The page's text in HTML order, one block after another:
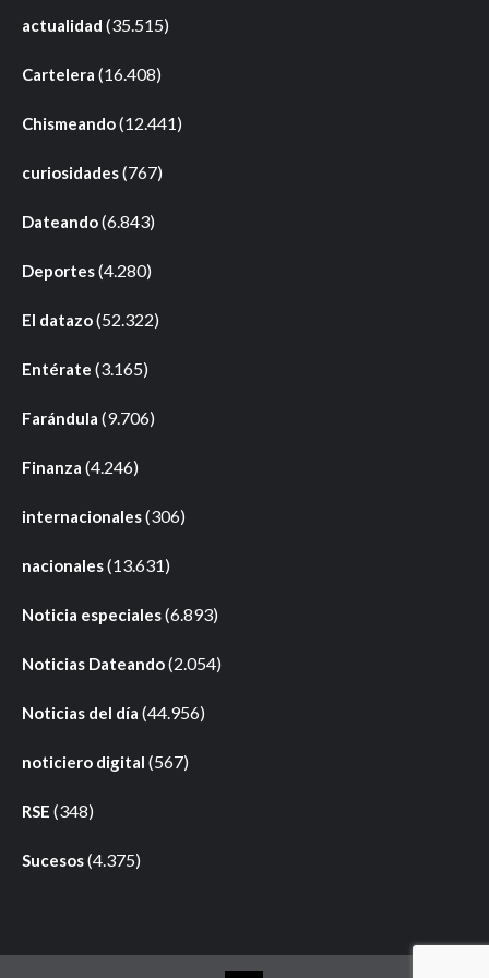
actualidad (35.515)
Cartelera (16.408)
Chismeando(12.441)
curiosidades(767)
Dateando(6.843)
Deportes(4.280)
El datazo(52.322)
Entérate (3.165)
Farándula (9.706)
Finanza (4.246)
internacionales(306)
nacionales(13.631)
Noticia especiales(6.893)
Noticias Dateando(2.054)
Noticias del día (44.956)
noticiero digital (567)
RSE (348)
Sucesos(4.375)